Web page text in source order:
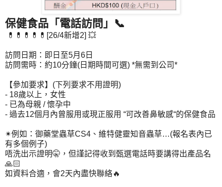
保健食品「電話訪問」📞
💊💊💊💊💊[26/4新增2] 💥
訪問日期：即日至5月6日
訪問需時：約10分鐘(日期時間可選) *無需到公司*
【參加要求】(下列要求不用證明)
- 18歲以上，女性
- 已為母親 / 懷孕中
- 過去12個月內曾服用或現正服用 “可改善鼻敏感“的保健食品
✴例如：御藥堂蟲草CS4、維特健靈知音蟲草…(報名表內已
有多個例子)
唔洗出示證明🤫，但謹記得收到甄選電話時要講得出產品名
🙏🏻
如資料合適，會2天內盡快聯絡🔥